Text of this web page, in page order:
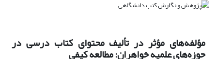
مؤلفه‌های مؤثر در تألیف محتوای کتاب درسی در
حوزه‌های علمیه خواهران: مطالعه کیفی